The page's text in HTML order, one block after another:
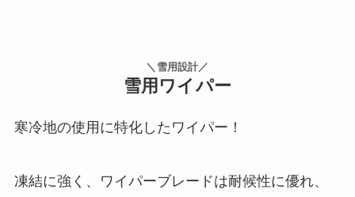
＼雪用設計／
雪用ワイパー
寒冷地の使用に特化したワイパー！
凍結に強く、ワイパーブレードは耐候性に優れ、